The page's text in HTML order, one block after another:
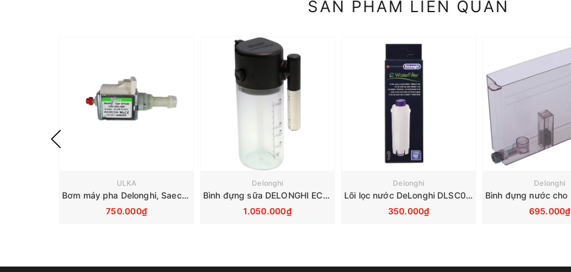
SẢN PHẨM LIÊN QUAN
ULKA
Bơm máy pha Delonghi, Saeco, Philips, Krups, Miele - Ulka EP5GW 48W 230V
750.000₫
Delonghi
Bình đựng sữa DELONGHI ECAM290 EVO 7313268961
1.050.000₫
Delonghi
Lõi lọc nước DeLonghi DLSC002 dùng cho máy pha cà phê tự động
350.000₫
Delonghi
695.000₫